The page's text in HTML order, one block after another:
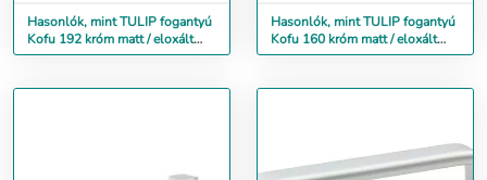
Hasonlók, mint TULIP fogantyú
Kofu 192 króm matt / eloxált
alumínium + csavarok
Hasonlók, mint TULIP fogantyú
Kofu 160 króm matt / eloxált
alumínium + csavarok